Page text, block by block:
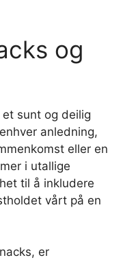
og
sunt og deilig
anledning,
eller en
i utallige
til å inkludere
vårt på en
er